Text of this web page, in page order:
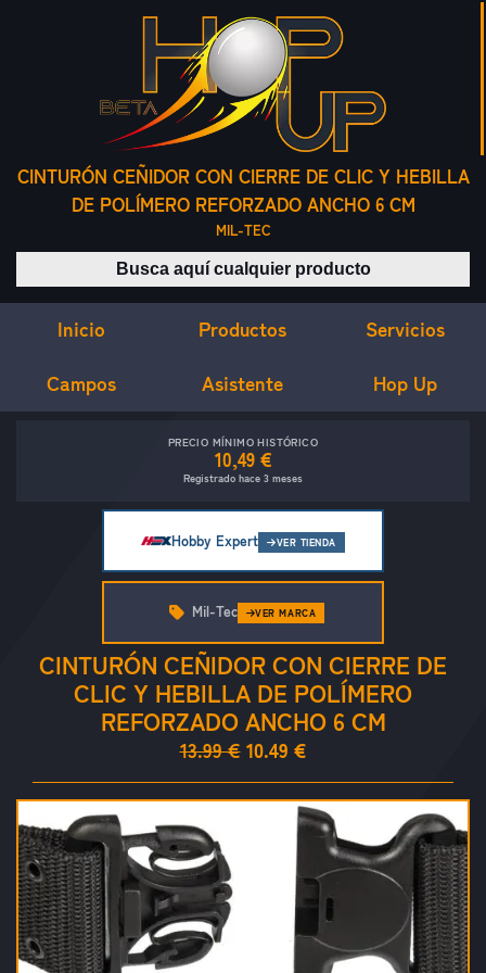
CINTURÓN CEÑIDOR CON CIERRE DE CLIC Y HEBILLA
DE POLÍMERO REFORZADO ANCHO 6 CM
MIL-TEC
Buscar productos
Inicio Productos Servicios
Campos Asistente Hop Up
PRECIO MÍNIMO HISTÓRICO
10,49 €
Registrado hace 3 meses
Hobby Expert VER TIENDA
CINTURÓN CEÑIDOR CON CIERRE DE
CLIC Y HEBILLA DE POLÍMERO
REFORZADO ANCHO 6 CM
13.99 € 10.49 €
Mil-Tec VER MARCA